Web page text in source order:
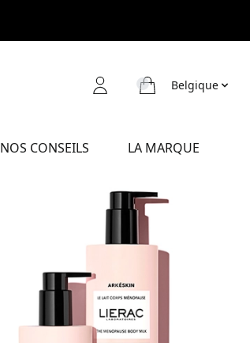
Belgique
NOS CONSEILS LA MARQUE